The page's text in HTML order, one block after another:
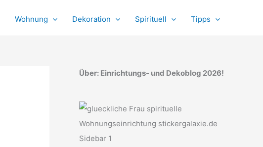
Wohnung Dekoration Spirituell Tipps
Über: Einrichtungs- und Dekoblog 2026!